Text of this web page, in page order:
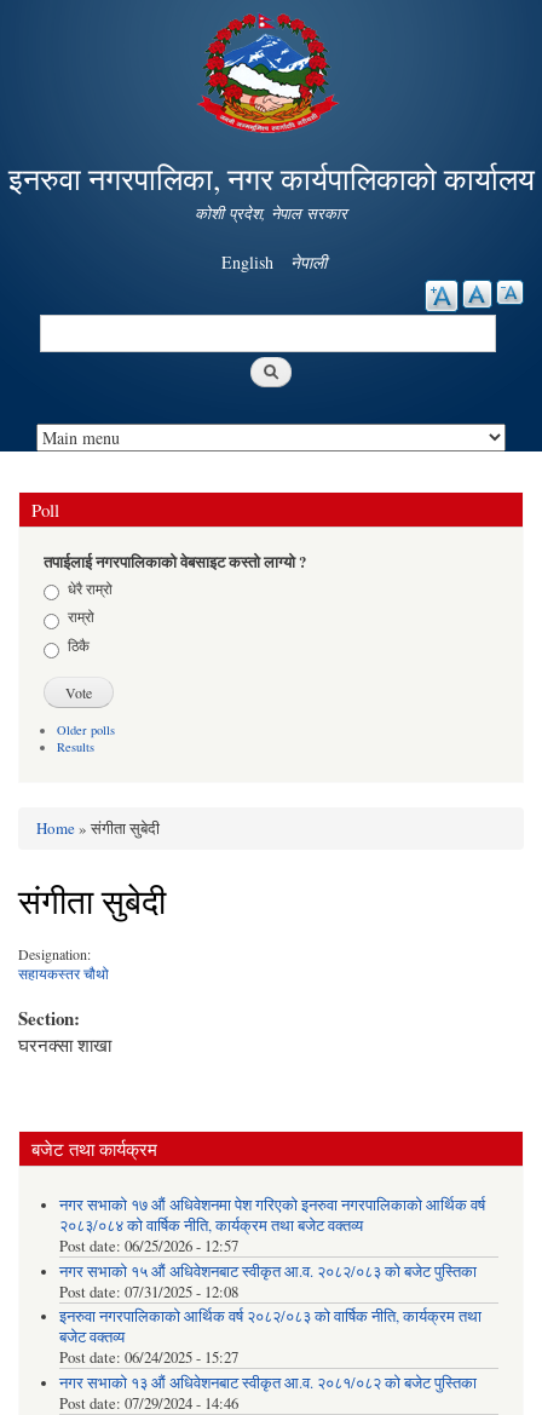
Skip to
main
content
इनरुवा नगरपालिका, नगर कार्यपालिकाको कार्यालय
कोशी प्रदेश, नेपाल सरकार
English नेपाली
Search
Poll
तपाईलाई नगरपालिकाको वेबसाइट कस्तो लाग्यो ?
Choicesधेरै राम्रो
राम्रो
ठिकै
Older polls
Results
You are here
Home» संगीता सुबेदी
संगीता सुबेदी
Designation:
सहायकस्तर चौथो
Section:
घरनक्सा शाखा
बजेट तथा कार्यक्रम
नगर सभाको १७ औं अधिवेशनमा पेश गरिएको इनरुवा नगरपालिकाको आर्थिक वर्ष
२०८३/०८४ को वार्षिक नीति, कार्यक्रम तथा बजेट वक्तव्य
Post date: 06/25/2026 - 12:57
नगर सभाको १५ औं अधिवेशनबाट स्वीकृत आ.व. २०८२/०८३ को बजेट पुस्तिका
Post date: 07/31/2025 - 12:08
इनरुवा नगरपालिकाको आर्थिक वर्ष २०८२/०८३ को वार्षिक नीति, कार्यक्रम तथा
बजेट वक्तव्य
Post date: 06/24/2025 - 15:27
नगर सभाको १३ औं अधिवेशनबाट स्वीकृत आ.व. २०८१/०८२ को बजेट पुस्तिका
Post date: 07/29/2024 - 14:46